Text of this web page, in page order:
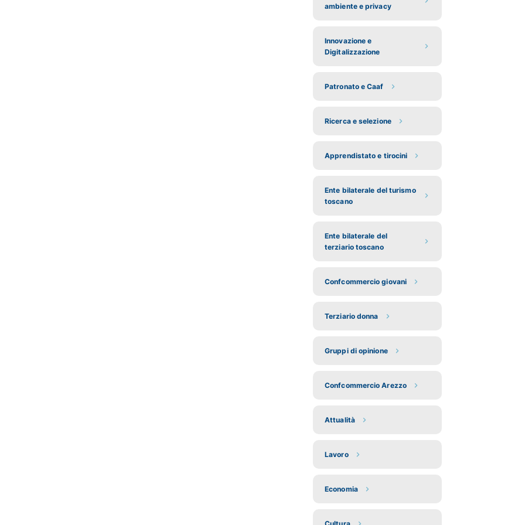
ambiente e privacy
Innovazione e
Digitalizzazione
Patronato e Caaf
Ricerca e selezione
Apprendistato e tirocini
Ente bilaterale del turismo
toscano
Ente bilaterale del
terziario toscano
Confcommercio giovani
Terziario donna
Gruppi di opinione
Confcommercio Arezzo
Attualità
Lavoro
Economia